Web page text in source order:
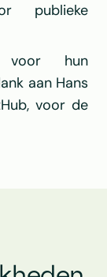
publieke
voor hun
aan Hans
voor de